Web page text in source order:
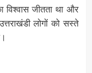
विश्वास जीतता था और
लोगों को सस्ते